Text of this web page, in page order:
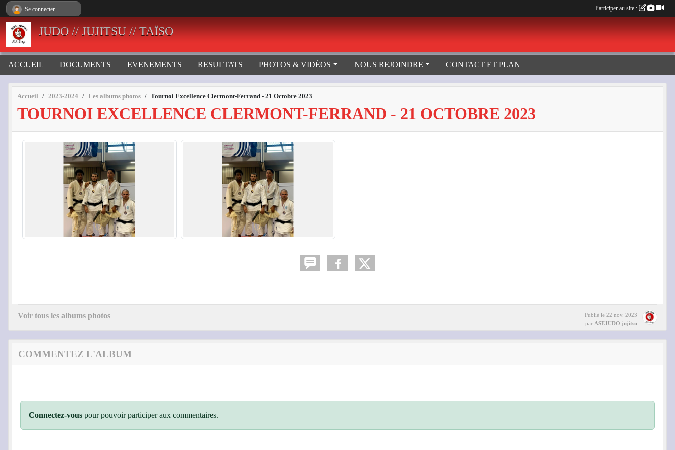
JUDO // JUJITSU // TAÏSO
ACCUEIL DOCUMENTS EVENEMENTS RESULTATS PHOTOS & VIDÉOS NOUS REJOINDRE CONTACT ET PLAN
Accueil 2023-2024 Les albums photos Tournoi Excellence Clermont-Ferrand - 21 Octobre 2023
TOURNOI EXCELLENCE CLERMONT-FERRAND - 21 OCTOBRE 2023
Voir tous les albums photos Publié le 22 nov. 2023
par ASEJUDO jujitsu
COMMENTEZ L'ALBUM
Connectez-vous pour pouvoir participer aux commentaires.
Se connecter Participer au site :
Panneau de gestion des cookies